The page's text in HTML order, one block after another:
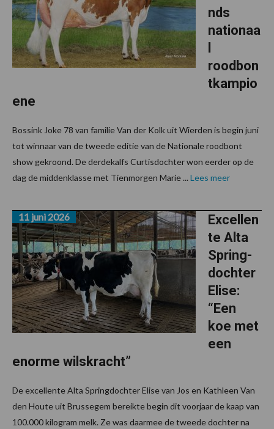
nds
nationaa
roodbon
tkampio
ene
Bossink Joke 78 van familie Van der Kolk uit Wierden is begin juni
tot winnaar van de tweede editie van de Nationale roodbont
show gekroond. De derdekalfs Curtisdochter won eerder op de
dag de middenklasse met Tienmorgen Marie ... Lees meer
Excellen
te Alta
Spring-
dochter
Elise:
“Een
koe met
een
enorme wilskracht”
11 juni 2026
De excellente Alta Springdochter Elise van Jos en Kathleen Van
den Houte uit Brussegem bereikte begin dit voorjaar de kaap van
100.000 kilogram melk. Ze was daarmee de tweede dochter na